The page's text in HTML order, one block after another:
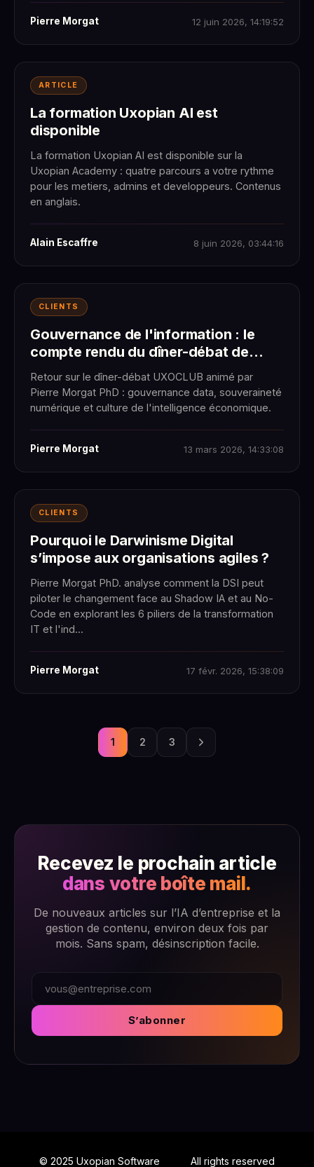
Pierre Morgat 12 juin 2026, 14:19:52
ARTICLE
La formation Uxopian AI est
disponible
La formation Uxopian AI est disponible sur la
Uxopian Academy : quatre parcours a votre rythme
pour les metiers, admins et developpeurs. Contenus
en anglais.
Alain Escaffre 8 juin 2026, 03:44:16
CLIENTS
Gouvernance de l'information : le
compte rendu du dîner-débat de
l'UXOCLUB
Retour sur le dîner-débat UXOCLUB animé par
Pierre Morgat PhD : gouvernance data, souveraineté
numérique et culture de l'intelligence économique.
Pierre Morgat 13 mars 2026, 14:33:08
CLIENTS
Pourquoi le Darwinisme Digital
s’impose aux organisations agiles ?
Pierre Morgat PhD. analyse comment la DSI peut
piloter le changement face au Shadow IA et au No-
Code en explorant les 6 piliers de la transformation
IT et l'ind...
Pierre Morgat 17 févr. 2026, 15:38:09
1 2 3
Recevez le prochain article
dans votre boîte mail.
De nouveaux articles sur l’IA d’entreprise et la
gestion de contenu, environ deux fois par
mois. Sans spam, désinscription facile.
S’abonner
© 2025 Uxopian Software All rights reserved